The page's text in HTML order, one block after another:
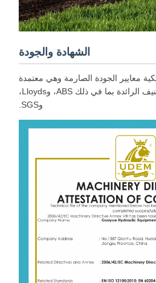
الشهادة والجودة
معايير الجودة الصارمة وهي معتمدة
من قبل جمعيات التصنيف الرائدة بما في ذلك ABS، وLloyds،